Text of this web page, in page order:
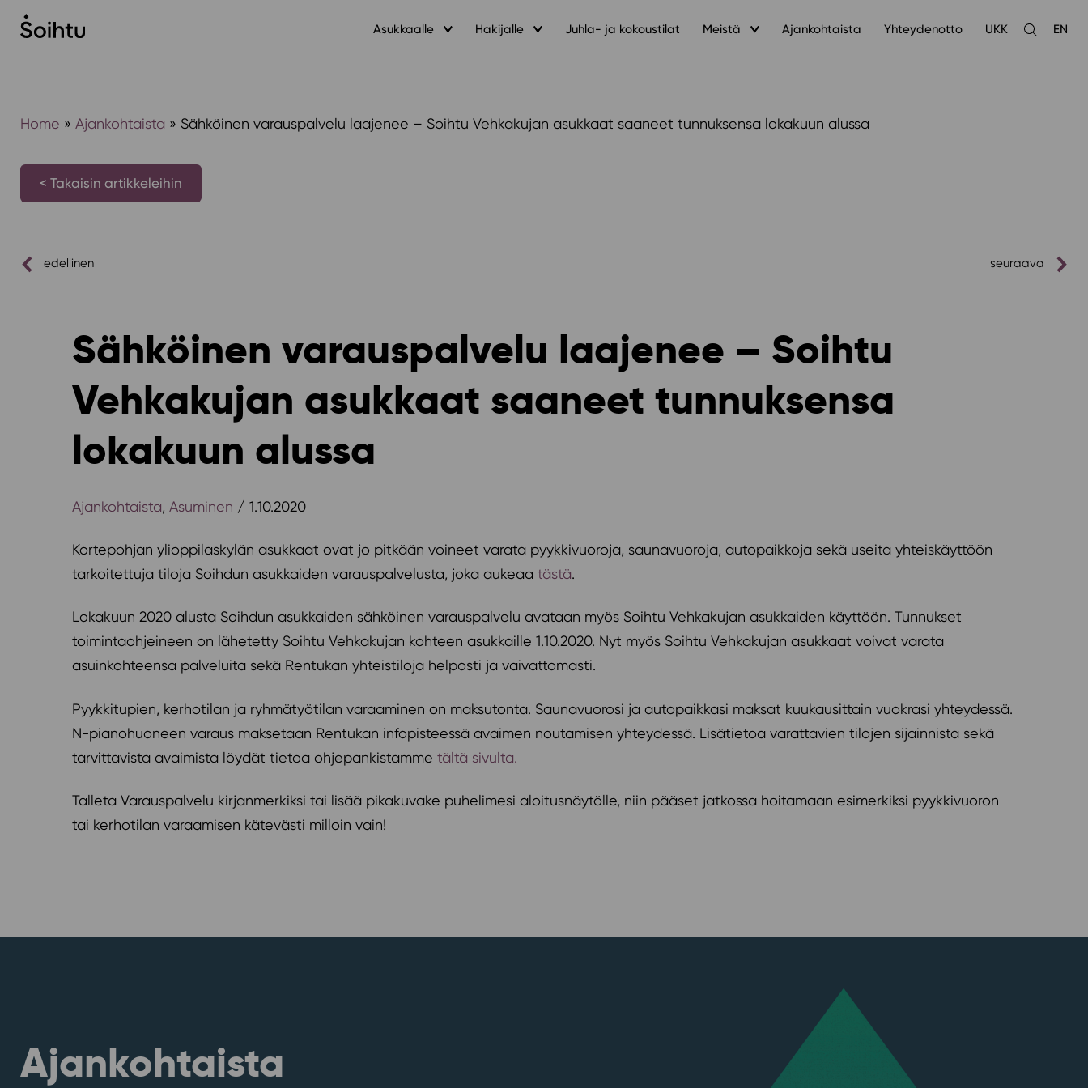
Siirry
sisältöön
Asukkaalle Hakijalle Juhla- ja kokoustilat Meistä Ajankohtaista Yhteydenotto UKK
Avaa
EN
Home » Ajankohtaista » Sähköinen varauspalvelu laajenee – Soihtu Vehkakujan asukkaat saaneet tunnuksensa lokakuun alussa
< Takaisin artikkeleihin
edellinen seuraava
Sähköinen varauspalvelu laajenee – Soihtu
Vehkakujan asukkaat saaneet tunnuksensa
lokakuun alussa
Ajankohtaista, Asuminen / 1.10.2020
Kortepohjan ylioppilaskylän asukkaat ovat jo pitkään voineet varata pyykkivuoroja, saunavuoroja, autopaikkoja sekä useita yhteiskäyttöön
tarkoitettuja tiloja Soihdun asukkaiden varauspalvelusta, joka aukeaa tästä.
Lokakuun 2020 alusta Soihdun asukkaiden sähköinen varauspalvelu avataan myös Soihtu Vehkakujan asukkaiden käyttöön. Tunnukset
toimintaohjeineen on lähetetty Soihtu Vehkakujan kohteen asukkaille 1.10.2020. Nyt myös Soihtu Vehkakujan asukkaat voivat varata
asuinkohteensa palveluita sekä Rentukan yhteistiloja helposti ja vaivattomasti.
Pyykkitupien, kerhotilan ja ryhmätyötilan varaaminen on maksutonta. Saunavuorosi ja autopaikkasi maksat kuukausittain vuokrasi yhteydessä.
N-pianohuoneen varaus maksetaan Rentukan infopisteessä avaimen noutamisen yhteydessä. Lisätietoa varattavien tilojen sijainnista sekä
tarvittavista avaimista löydät tietoa ohjepankistamme tältä sivulta.
Talleta Varauspalvelu kirjanmerkiksi tai lisää pikakuvake puhelimesi aloitusnäytölle, niin pääset jatkossa hoitamaan esimerkiksi pyykkivuoron
tai kerhotilan varaamisen kätevästi milloin vain!
Ajankohtaista